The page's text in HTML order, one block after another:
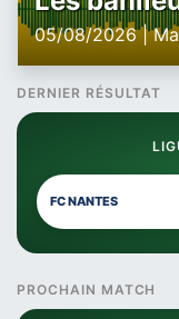
05/08/2026 |
DERNIER RÉSULTAT
FC NANTES
PROCHAIN MATCH